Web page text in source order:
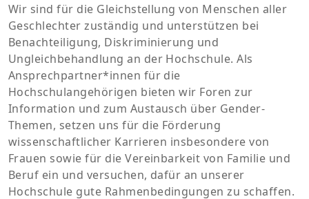
Wir sind für die Gleichstellung von Menschen aller
Geschlechter zuständig und unterstützen bei
Benachteiligung, Diskriminierung und
Ungleichbehandlung an der Hochschule. Als
Ansprechpartner*innen für die
Hochschulangehörigen bieten wir Foren zur
Information und zum Austausch über Gender-
Themen, setzen uns für die Förderung
wissenschaftlicher Karrieren insbesondere von
Frauen sowie für die Vereinbarkeit von Familie und
Beruf ein und versuchen, dafür an unserer
Hochschule gute Rahmenbedingungen zu schaffen.